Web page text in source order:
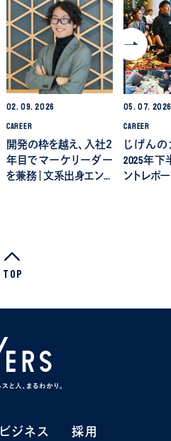
02. 09. 2026
CAREER
開発の枠を越え、入社２
年目でマーケリーダー
を兼務｜文系出身エン…
05. 07.
CAREER
じげんの
2025年下
ントレポ
Top
ビジネス
ビジネス 採用
採用